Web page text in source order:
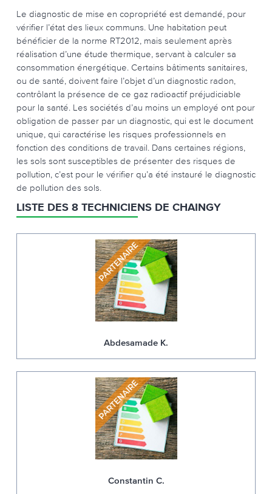
Le diagnostic de mise en copropriété est demandé, pour
vérifier l’état des lieux communs. Une habitation peut
bénéficier de la norme RT2012, mais seulement après
réalisation d’une étude thermique, servant à calculer sa
consommation énergétique. Certains bâtiments sanitaires,
ou de santé, doivent faire l’objet d’un diagnostic radon,
contrôlant la présence de ce gaz radioactif préjudiciable
pour la santé. Les sociétés d’au moins un employé ont pour
obligation de passer par un diagnostic, qui est le document
unique, qui caractérise les risques professionnels en
fonction des conditions de travail. Dans certaines régions,
les sols sont susceptibles de présenter des risques de
pollution, c’est pour le vérifier qu’a été instauré le diagnostic
de pollution des sols.
LISTE DES 8 TECHNICIENS DE CHAINGY
Abdesamade K.
Constantin C.